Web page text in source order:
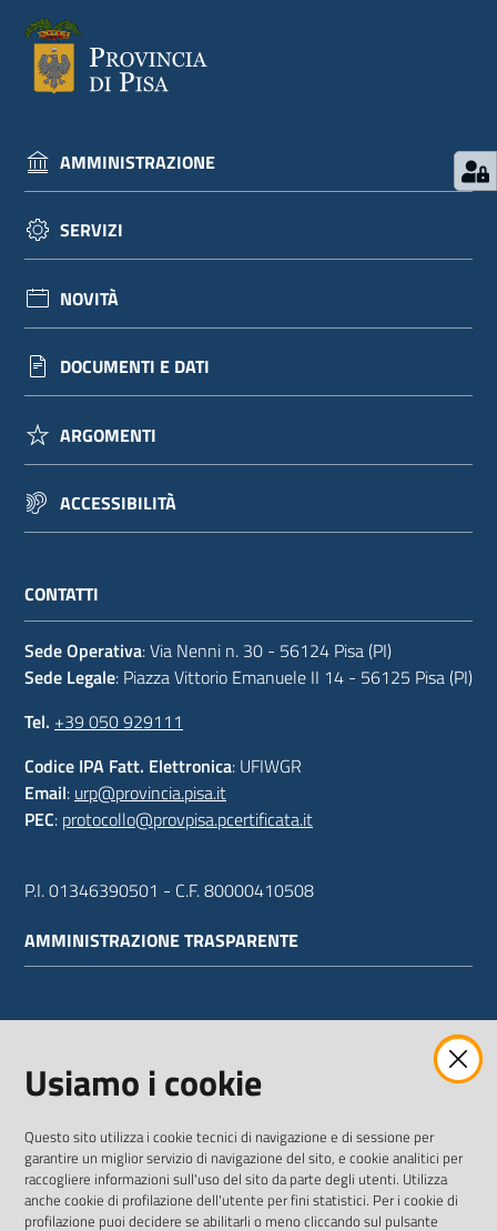
AMMINISTRAZIONE
SERVIZI
NOVITÀ
DOCUMENTI E DATI
ARGOMENTI
ACCESSIBILITÀ
CONTATTI
Sede Operativa: Via Nenni n. 30 - 56124 Pisa (PI)
Sede Legale: Piazza Vittorio Emanuele II 14 - 56125 Pisa (PI)
Tel. +39 050 929111
Codice IPA Fatt. Elettronica: UFIWGR
Email: urp@provincia.pisa.it
PEC: protocollo@provpisa.pcertificata.it
P.I. 01346390501 - C.F. 80000410508
AMMINISTRAZIONE TRASPARENTE
SEGUICI SU
TwitterFacebookYoutube
Usiamo i cookie
Questo sito utilizza i cookie tecnici di navigazione e di sessione per
garantire un miglior servizio di navigazione del sito, e cookie analitici per
raccogliere informazioni sull'uso del sito da parte degli utenti. Utilizza
anche cookie di profilazione dell'utente per fini statistici. Per i cookie di
profilazione puoi decidere se abilitarli o meno cliccando sul pulsante